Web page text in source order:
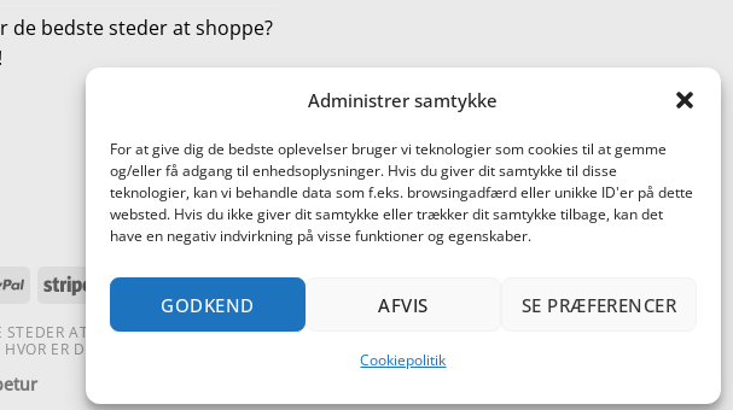
Administrer samtykke
For at give dig de bedste oplevelser bruger vi teknologier som cookies til at gemme
og/eller få adgang til enhedsoplysninger. Hvis du giver dit samtykke til disse
teknologier, kan vi behandle data som f.eks. browsingadfærd eller unikke ID'er på dette
websted. Hvis du ikke giver dit samtykke eller trækker dit samtykke tilbage, kan det
have en negativ indvirkning på visse funktioner og egenskaber.
GODKEND AFVIS SE PRÆFERENCER
Cookiepolitik
de bedste steder at shoppe?
PayPal Stripe MasterCard
Cash
On
Delivery
AT SHOPPE! TEST AF PRODUKTER
HVOR ER DE BEDSTE STEDER AT SHOPPE? SE HER!